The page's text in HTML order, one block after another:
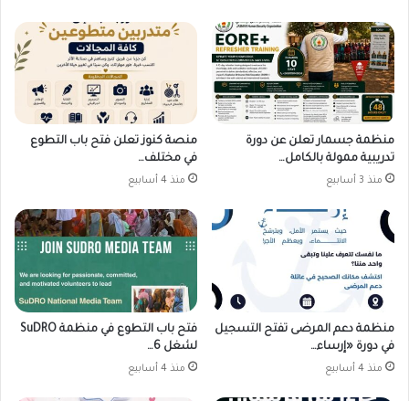
منظمة جسمار تعلن عن دورة
تدريبية ممولة بالكامل…
منذ 3 أسابيع
منصة كنوز تعلن فتح باب التطوع
في مختلف…
منذ 4 أسابيع
منظمة دعم المرضى تفتح التسجيل
في دورة «إرساء…
منذ 4 أسابيع
فتح باب التطوع في منظمة SuDRO
لشغل 6…
منذ 4 أسابيع